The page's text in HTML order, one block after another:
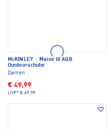
McKINLEY · Maine III AQB
Outdoorschuhe
Damen
€ 49,99
UVP* € 69,99